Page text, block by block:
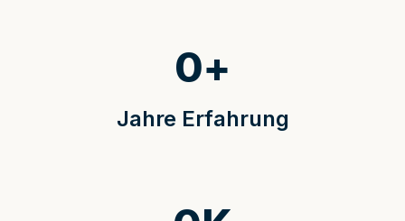
Jahre Erfahrung
0+